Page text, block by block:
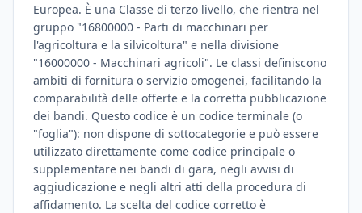
Europea. È una Classe di terzo livello, che rientra nel
gruppo "16800000 - Parti di macchinari per
l'agricoltura e la silvicoltura" e nella divisione
"16000000 - Macchinari agricoli". Le classi definiscono
ambiti di fornitura o servizio omogenei, facilitando la
comparabilità delle offerte e la corretta pubblicazione
dei bandi. Questo codice è un codice terminale (o
"foglia"): non dispone di sottocategorie e può essere
utilizzato direttamente come codice principale o
supplementare nei bandi di gara, negli avvisi di
aggiudicazione e negli altri atti della procedura di
affidamento. La scelta del codice corretto è